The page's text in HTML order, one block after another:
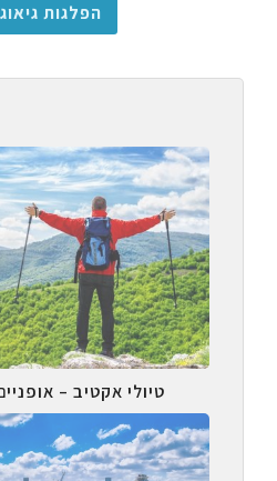
הפלגות
טיולי אקטיב –